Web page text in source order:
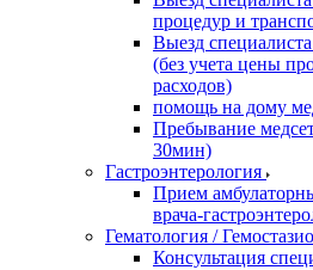
процедур и
Выезд
(без учета цены
расходов)
помощь на дому
Пребывание
30мин)
Гастроэнтерология
Прием
врача-
Гематология /
Консультация